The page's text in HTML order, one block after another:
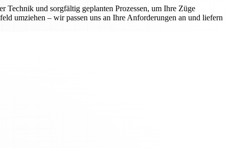
Technik und sorgfältig geplanten Prozessen, um Ihre Züge
umziehen – wir passen uns an Ihre Anforderungen an und liefern